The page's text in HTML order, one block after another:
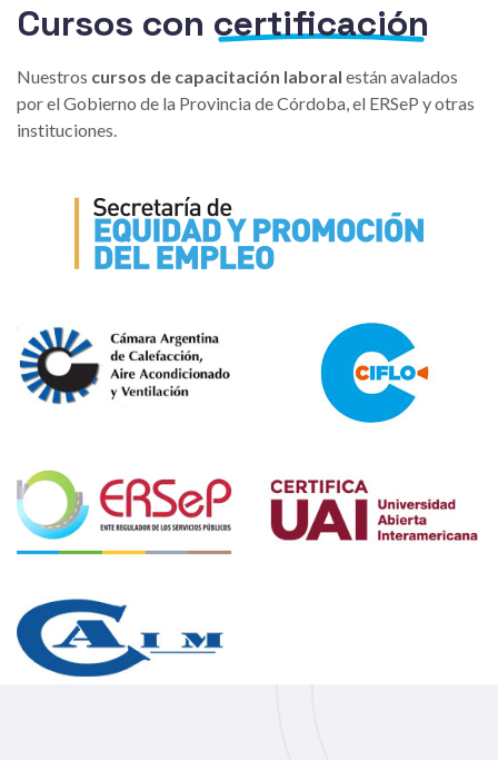
Cursos con certificación
Nuestros cursos de capacitación laboral están avalados
por el Gobierno de la Provincia de Córdoba, el ERSeP y otras
instituciones.